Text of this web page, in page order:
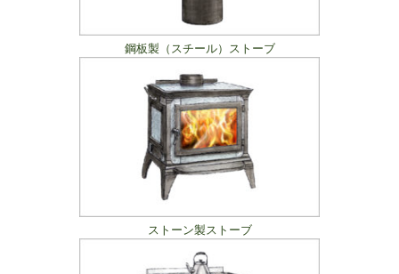
鋼板製（スチール）ストーブ
ストーン製ストーブ